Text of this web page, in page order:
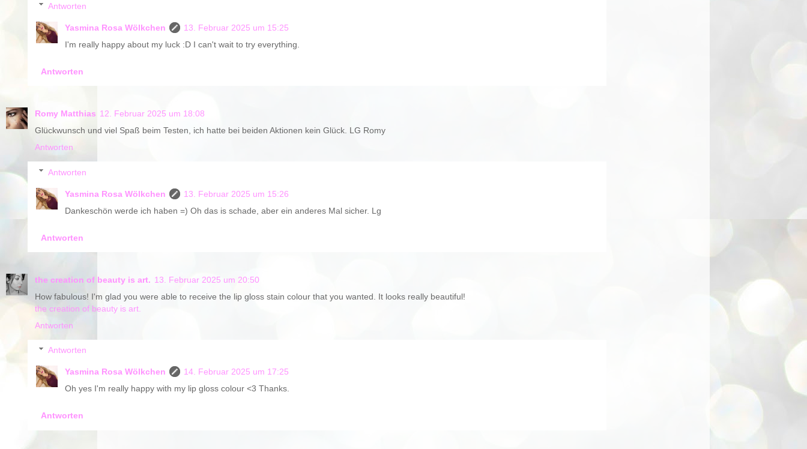
Antworten
Yasmina Rosa Wölkchen
13. Februar 2025 um 15:25
I'm really happy about my luck :D I can't wait to try everything.
Antworten
Romy Matthias 12. Februar 2025 um 18:08
Glückwunsch und viel Spaß beim Testen, ich hatte bei beiden Aktionen kein Glück. LG Romy
Antworten
Antworten
Yasmina Rosa Wölkchen
13. Februar 2025 um 15:26
Dankeschön werde ich haben =) Oh das is schade, aber ein anderes Mal sicher. Lg
Antworten
the creation of beauty is art. 13. Februar 2025 um 20:50
How fabulous! I'm glad you were able to receive the lip gloss stain colour that you wanted. It looks really beautiful!
the creation of beauty is art.
Antworten
Antworten
Yasmina Rosa Wölkchen
14. Februar 2025 um 17:25
Oh yes I'm really happy with my lip gloss colour <3 Thanks.
Antworten